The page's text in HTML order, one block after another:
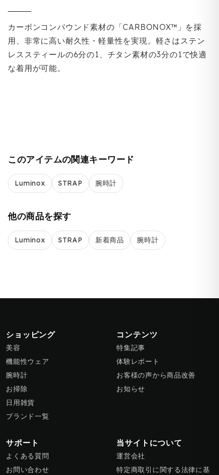
カーボンコンパウンド素材の「CARBONOX™」を採
用、非常に高い耐久性・軽量性を実現。軽さはステン
レススティールの6分の1、チタン素材の3分の1で快適
な着用が可能。
このアイテムの関連キーワード
Luminox STRAP 腕時計
他の商品を探す
Luminox STRAP 新着商品 腕時計
ショッピング
美容
機能性ウェア
腕時計
お掃除
日用雑貨
ブランド一覧
コンテンツ
特集記事
体験レポート
お客様の声から商品改善
お知らせ
サポート
よくある質問
お問い合わせ
当サイトについて
運営会社
特定商取引に関する法律に基